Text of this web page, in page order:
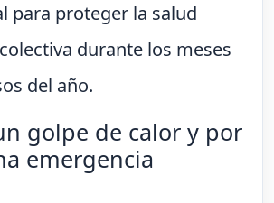
para proteger la salud
durante los meses
del año.
golpe de calor y por
emergencia